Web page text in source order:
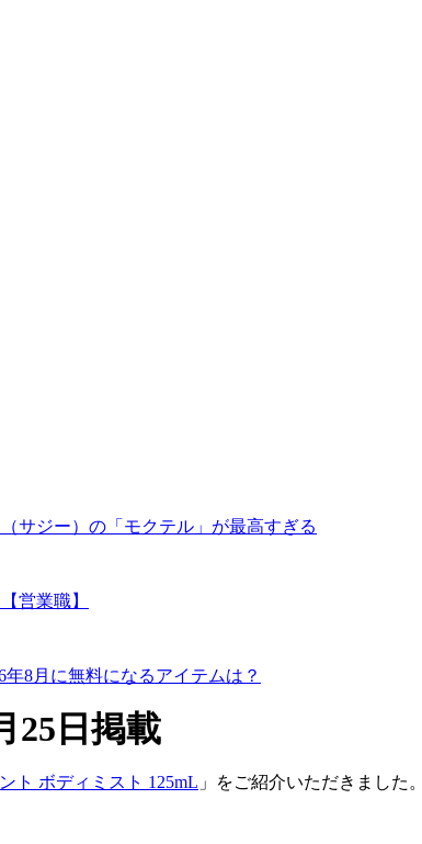
サジー）の「モクテル」が最高すぎる
営業職】
8月に無料になるアイテムは？
25日掲載
ト ボディミスト 125mL 」をご紹介いただきました。